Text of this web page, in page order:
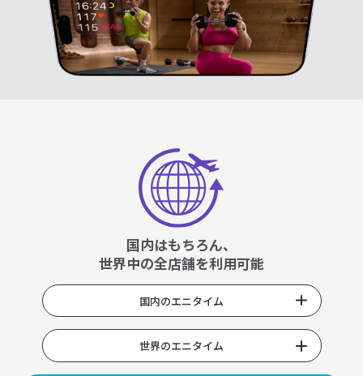
国内はもちろん、
世界中の全店舗を利用可能
国内のエニタイム
世界のエニタイム